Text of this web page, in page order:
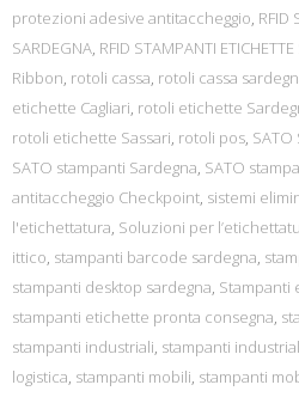
protezioni adesive antitaccheggio, RFID
SARDEGNA, RFID STAMPANTI
Ribbon, rotoli cassa, rotoli cassa
etichette Cagliari, rotoli etichette
rotoli etichette Sassari, rotoli pos, SATO
SATO stampanti Sardegna, SATO
antitaccheggio Checkpoint, sistemi
l'etichettatura, Soluzioni per
ittico, stampanti barcode sardegna,
stampanti desktop sardegna, Stampanti
stampanti etichette pronta consegna,
stampanti industriali, stampanti
logistica, stampanti mobili, stampanti